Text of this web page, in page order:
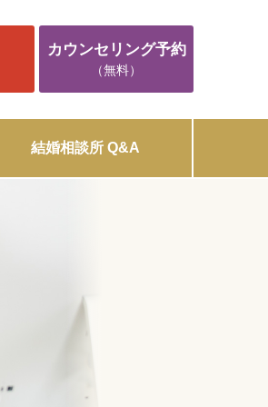
カウンセリング予約
（無料）
結婚相談所 Q&A